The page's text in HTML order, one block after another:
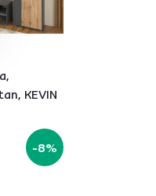
KEVIN
-8%